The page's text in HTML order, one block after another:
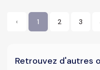
‹ 1 2 3
Retrouvez d'autres